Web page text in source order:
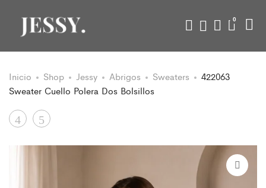
0
Inicio Shop Jessy Abrigos Sweaters
422063
Sweater Cuello Polera Dos Bolsillos
Product
navigation
421084426801